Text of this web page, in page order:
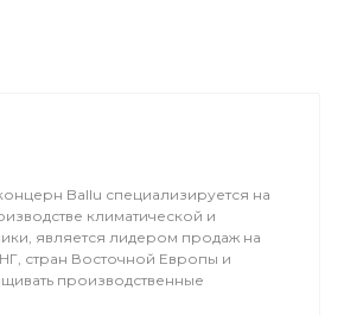
Ballu специализируется на
климатической и
является лидером продаж на
стран Восточной Европы и
производственные